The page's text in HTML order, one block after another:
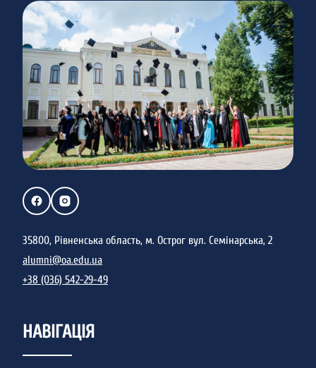
35800, Рівненська область, м. Острог вул. Семінарська, 2
alumni@oa.edu.ua
+38 (036) 542-29-49
НАВІГАЦІЯ